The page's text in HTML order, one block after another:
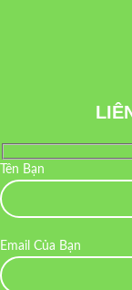
Tên Bạn
Email Của Bạn